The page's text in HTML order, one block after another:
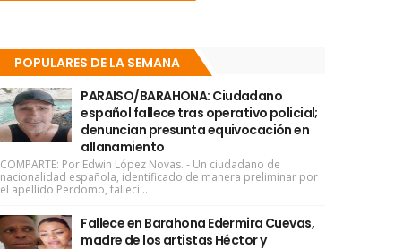
POPULARES DE LA SEMANA
PARAISO/BARAHONA: Ciudadano
español fallece tras operativo policial;
denuncian presunta equivocación en
allanamiento
COMPARTE: Por:Edwin López Novas. - Un ciudadano de
nacionalidad española, identificado de manera preliminar por
el apellido Perdomo, falleci...
Fallece en Barahona Edermira Cuevas,
madre de los artistas Héctor y